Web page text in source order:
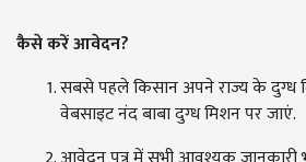
कैसे करें आवेदन?
सबसे पहले किसान अपने राज्य के दुग्ध
वेबसाइट नंद बाबा दुग्ध मिशन पर जाएं.